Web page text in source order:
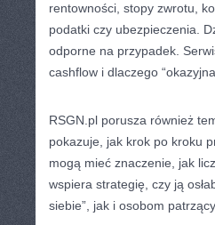
rentowności, stopy zwrotu,
podatki czy ubezpieczenia.
odporne na przypadek.
cashflow i dlaczego
RSGN.pl porusza również
pokazuje, jak krok po kroku
mogą mieć znaczenie, jak
wspiera strategię, czy ją
siebie”, jak i osobom